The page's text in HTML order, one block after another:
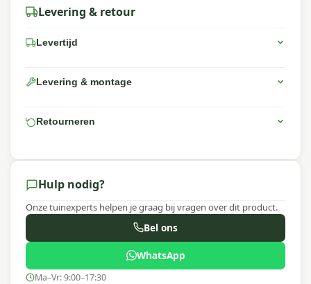
Levering & retour
Levertijd
Levering & montage
Retourneren
Hulp nodig?
Onze tuinexperts helpen je graag bij vragen over dit product.
Bel ons
WhatsApp
Ma–Vr: 9:00–17:30